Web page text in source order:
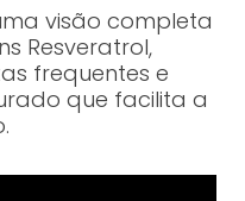
visão completa
Resveratrol,
frequentes e
que facilita a